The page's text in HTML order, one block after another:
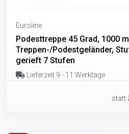
Euroline
Podesttreppe 45 Grad, 1000
Treppen-/Podestgeländer,
gerieft 7 Stufen
Lieferzeit 9 - 11 Werktage
statt